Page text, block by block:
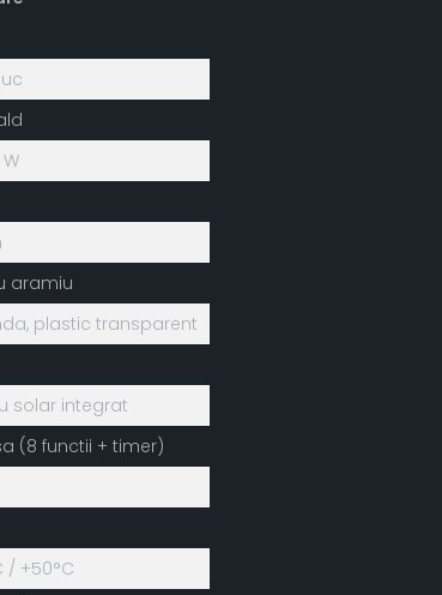
aramiu
plastic transparent
solar integrat
(8 functii + timer)
/ +50°C